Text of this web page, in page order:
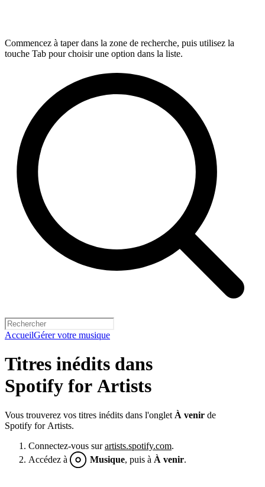
Commencez à taper dans la zone de recherche, puis utilisez la
touche Tab pour choisir une option dans la liste.
AccueilGérer votre musique
Titres inédits dans
Spotify for Artists
Vous trouverez vos titres inédits dans l'onglet À venir de
Spotify for Artists.
Connectez-vous surartists.spotify.com.
Accédez à
Musique, puis à À venir.